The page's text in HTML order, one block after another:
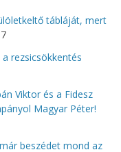
tábláját, mert
rezsicsökkentés
Viktor és a Fidesz
Magyar Péter!
beszédet mond az